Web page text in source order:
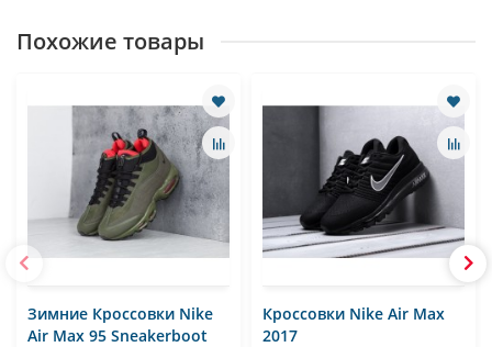
Похожие товары
Зимние Кроссовки Nike
Air Max 95 Sneakerboot
Кроссовки Nike Air Max
2017